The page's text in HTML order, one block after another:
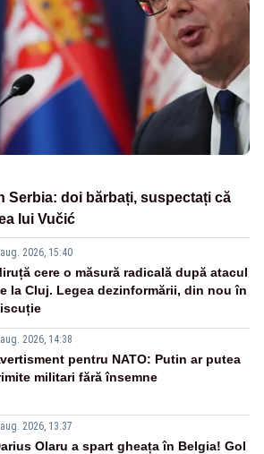
Serbia: doi bărbați, suspectați că
lui Vučić
2026, 15:40
cere o măsură radicală după atacul
la Cluj. Legea dezinformării, din nou în
2026, 14:38
pentru NATO: Putin ar putea
militari fără însemne
2026, 13:37
Olaru a spart gheața în Belgia! Gol